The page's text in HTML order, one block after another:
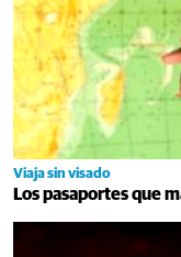
Viaja sin visado
Los pasaportes que